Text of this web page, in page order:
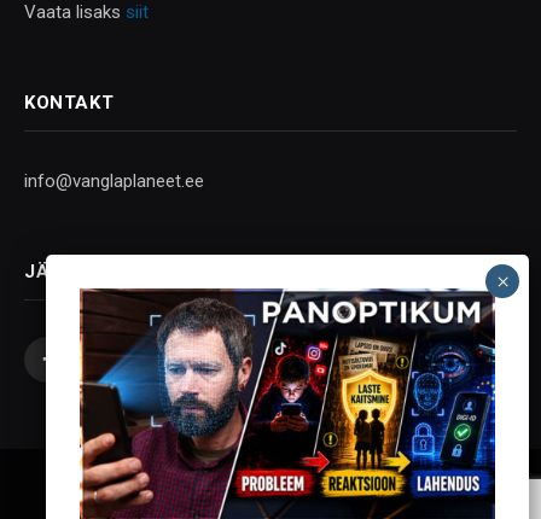
Vaata lisaks siit
KONTAKT
info@vanglaplaneet.ee
JÄLGI SOTSIAALMEEDIAS
Facebook
X
(Twitter)
InstagramYouTubeTelegram
Vanglaplaneet - Vastupanu Vaim